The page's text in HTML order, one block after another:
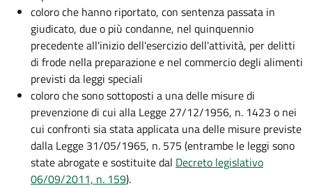
coloro che hanno riportato, con sentenza passata in
giudicato, due o più condanne, nel quinquennio
precedente all'inizio dell'esercizio dell'attività, per delitti
di frode nella preparazione e nel commercio degli alimenti
previsti da leggi speciali
coloro che sono sottoposti a una delle misure di
prevenzione di cui alla Legge 27/12/1956, n. 1423 o nei
cui confronti sia stata applicata una delle misure previste
dalla Legge 31/05/1965, n. 575 (entrambe le leggi sono
state abrogate e sostituite dal Decreto legislativo
06/09/2011, n. 159).